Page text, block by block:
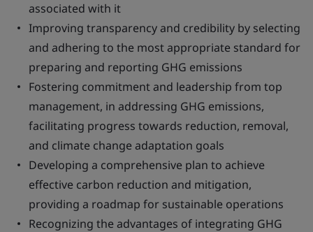
associated with it
Improving transparency and credibility by selecting
and adhering to the most appropriate standard for
preparing and reporting GHG emissions
Fostering commitment and leadership from top
management, in addressing GHG emissions,
facilitating progress towards reduction, removal,
and climate change adaptation goals
Developing a comprehensive plan to achieve
effective carbon reduction and mitigation,
providing a roadmap for sustainable operations
Recognizing the advantages of integrating GHG